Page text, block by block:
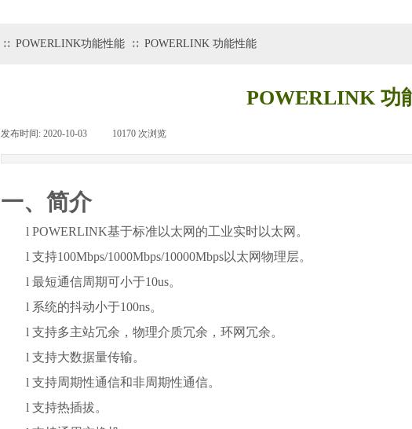
∷ POWERLINK功能性能 ∷ POWERLINK 功能性能
POWERLINK 功
发布时间: 2020-10-03 10170 次浏览
一、简介
l POWERLINK基于标准以太网的工业实时以太网。
l 支持100Mbps/1000Mbps/10000Mbps以太网物理层。
l 最短通信周期可小于10us。
l 系统的抖动小于100ns。
l 支持多主站冗余，物理介质冗余，环网冗余。
l 支持大数据量传输。
l 支持周期性通信和非周期性通信。
l 支持热插拔。